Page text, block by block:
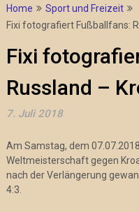
Home
Sport und Freizeit
Fixi fotografiert Fußballfans:
Fixi
Russland –
7. Juli 2018
Am Samstag, dem
Weltmeisterschaft gegen
nach der Verlängerung
4:3.